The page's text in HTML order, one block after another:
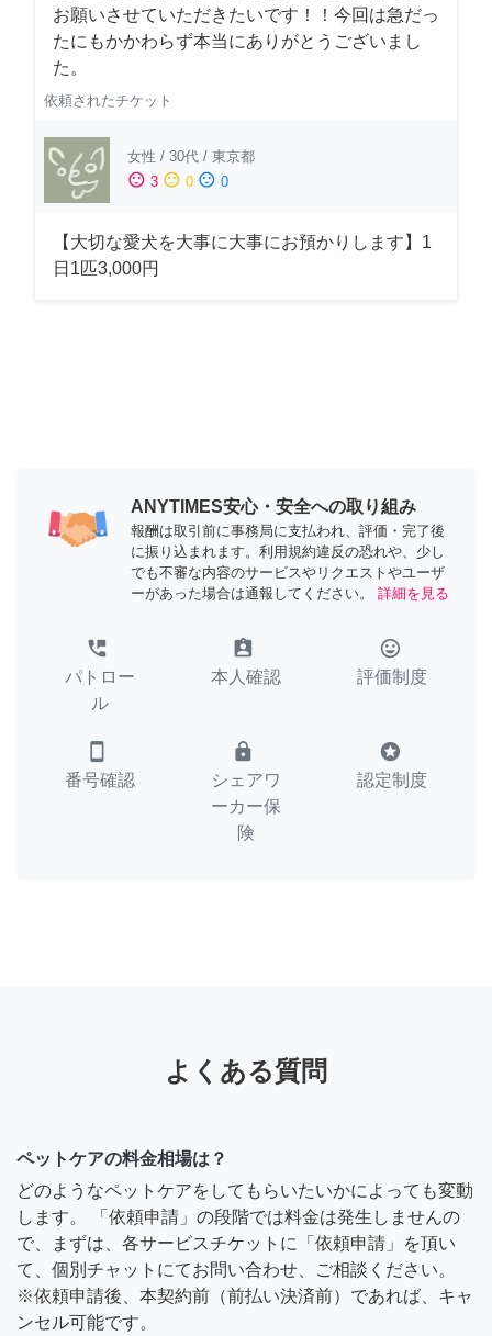
お願いさせていただきたいです！！今回は急だっ
たにもかかわらず本当にありがとうございまし
た。
依頼されたチケット
女性 / 30代 / 東京都
sentiment_satisfied 3 sentiment_neutral 0 sentiment_dissatisfied 0
【大切な愛犬を大事に大事にお預かりします】1
日1匹3,000円
ANYTIMES安心・安全への取り組み
報酬は取引前に事務局に支払われ、評価・完了後
に振り込まれます。利用規約違反の恐れや、少し
でも不審な内容のサービスやリクエストやユーザ
ーがあった場合は通報してください。
詳細を見る
perm_phone_msg
パトロー
ル
assignment_ind
本人確認
tag_faces
評価制度
smartphone
番号確認
lock
シェアワ
ーカー保
険
stars
認定制度
よくある質問
ペットケアの料金相場は？
どのようなペットケアをしてもらいたいかによっても変動
します。 「依頼申請」の段階では料金は発生しませんの
で、まずは、各サービスチケットに「依頼申請」を頂い
て、個別チャットにてお問い合わせ、ご相談ください。
※依頼申請後、本契約前（前払い決済前）であれば、キャ
ンセル可能です。